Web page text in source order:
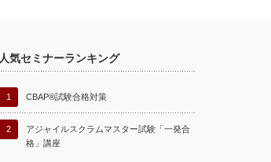
人気セミナーランキング
1 CBAP®試験合格対策
2
アジャイルスクラムマスター試験「一発合
格」講座